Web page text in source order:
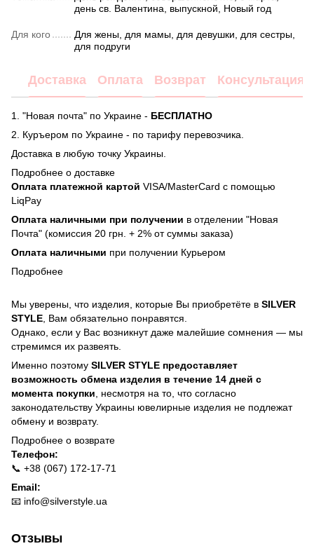
день св. Валентина, выпускной, Новый год
Для кого
Для жены, для мамы, для девушки, для сестры,
для подруги
Доставка Оплата Возврат Консультация
1. "Новая почта" по Украине - БЕСПЛАТНО
2. Куръером по Украине - по тарифу перевозчика.
Доставка в любую точку Украины.
Подробнее о доставке
Оплата платежной картой VISA/MasterCard с помощью
LiqPay
Оплата наличными при получении в отделении "Новая
Почта" (комиссия 20 грн. + 2% от суммы заказа)
Оплата наличными при получении Курьером
Подробнее
Мы уверены, что изделия, которые Вы приобретёте в SILVER
STYLE , Вам обязательно понравятся.
Однако, если у Вас возникнут даже малейшие сомнения — мы
стремимся их развеять.
Именно поэтому SILVER STYLE предоставляет
возможность обмена изделия в течение 14 дней с
момента покупки , несмотря на то, что согласно
законодательству Украины ювелирные изделия не подлежат
обмену и возврату.
Подробнее о возврате
Телефон:
📞 +38 (067) 172-17-71
Email:
📧 info@silverstyle.ua
Отзывы